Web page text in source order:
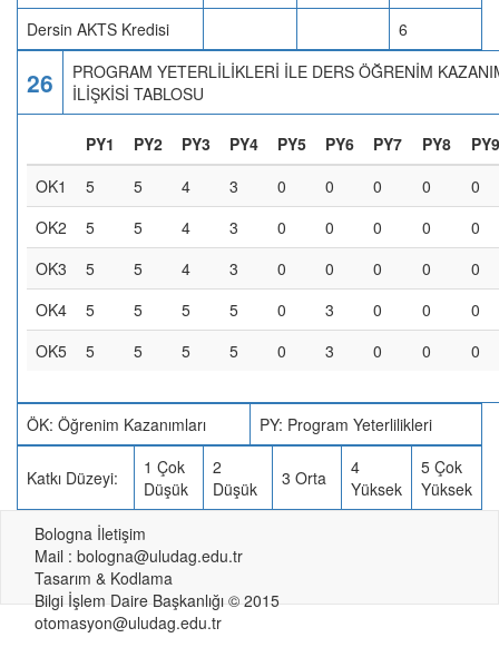
Dersin AKTS Kredisi 6
26
PROGRAM YETERLİLİKLERİ İLE DERS ÖĞRENİM
İLİŞKİSİ TABLOSU
PY1 PY2 PY3 PY4 PY5 PY6 PY7 PY8
PY9
OK1
5 5 4 3 0 0 0 0
0
OK2
5 5 4 3 0 0 0 0
0
OK3
5 5 4 3 0 0 0 0
0
OK4
5 5 5 5 0 3 0 0
0
OK5
5 5 5 5 0 3 0 0 0
ÖK: Öğrenim Kazanımları PY: Program Yeterlilikleri
Katkı Düzeyi:
1 Çok
Düşük
2
Düşük
3 Orta
4
Yüksek
5 Çok
Yüksek
Bologna İletişim
Mail : bologna@uludag.edu.tr
Tasarım & Kodlama
Bilgi İşlem Daire Başkanlığı © 2015
otomasyon@uludag.edu.tr